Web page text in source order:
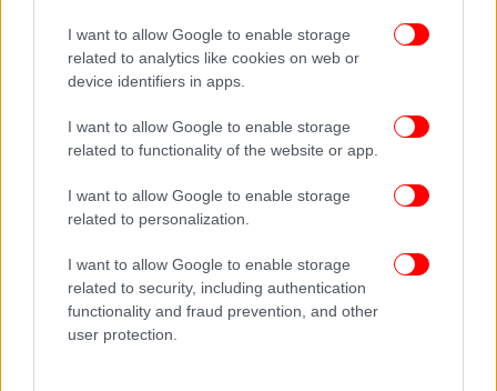
I want to allow Google to enable storage
related to analytics like cookies on web or
device identifiers in apps.
I want to allow Google to enable storage
related to functionality of the website or app.
I want to allow Google to enable storage
related to personalization.
I want to allow Google to enable storage
related to security, including authentication
functionality and fraud prevention, and other
user protection.